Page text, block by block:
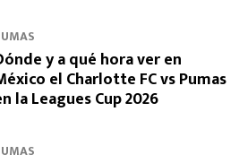
y a qué hora ver en
el Charlotte FC vs Pumas
la Leagues Cup 2026